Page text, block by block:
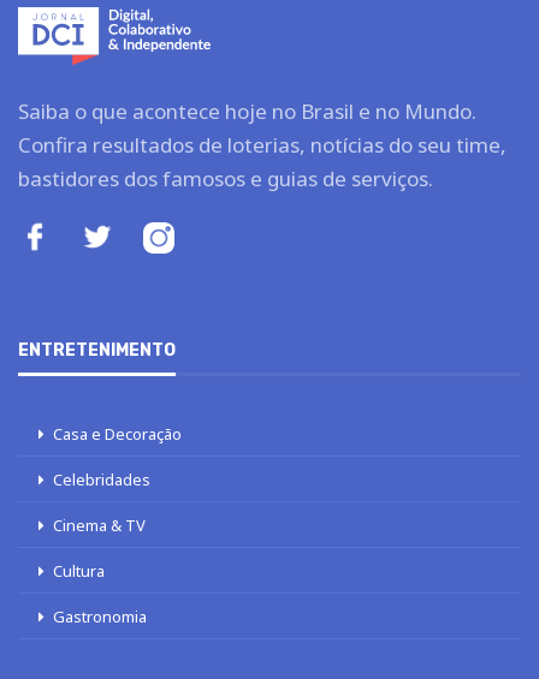
Saiba o que acontece hoje no Brasil e no Mundo.
Confira resultados de loterias, notícias do seu time,
bastidores dos famosos e guias de serviços.
ENTRETENIMENTO
Casa e Decoração
Celebridades
Cinema & TV
Cultura
Gastronomia